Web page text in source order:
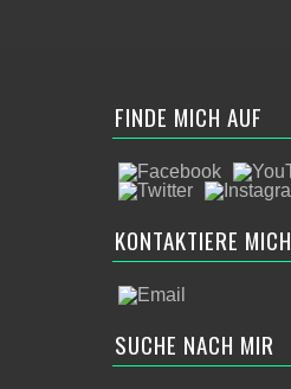
FINDE MICH AUF
KONTAKTIERE MICH
SUCHE NACH MIR